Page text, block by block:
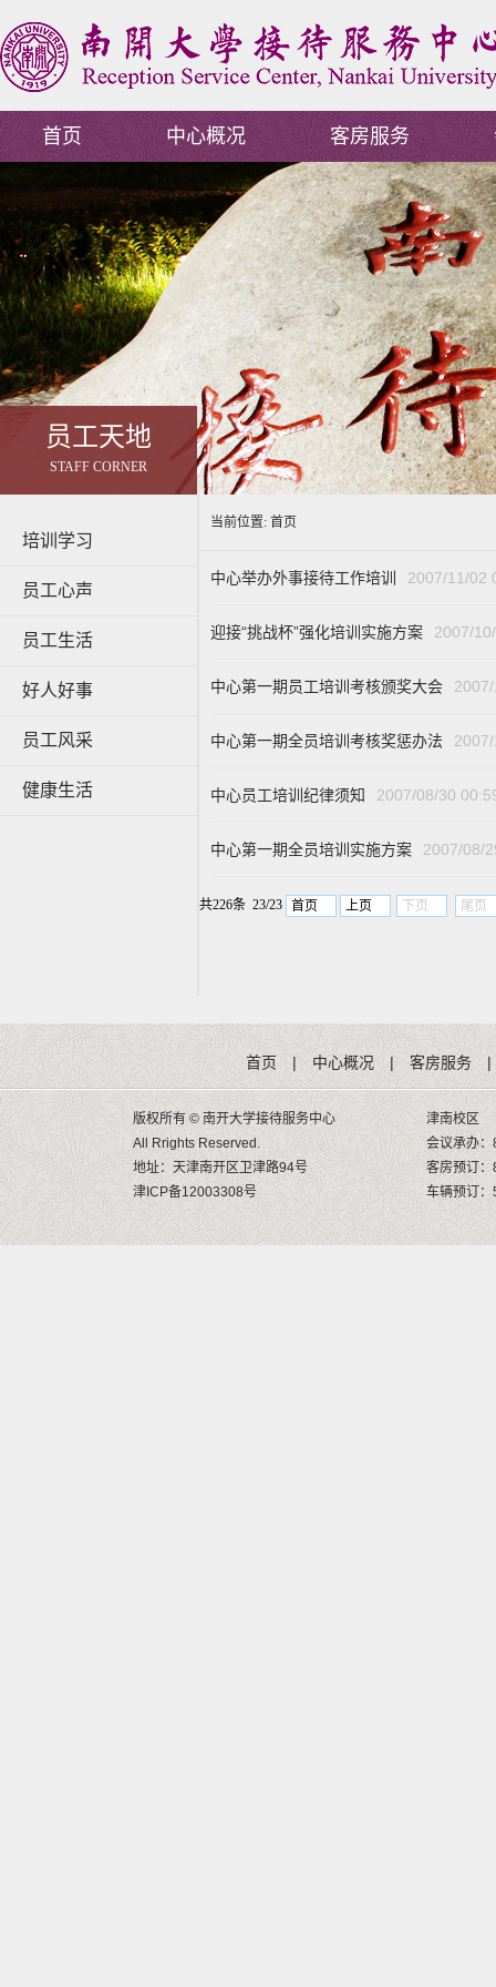
首页 中心概况 客房服务
员工天地
STAFF CORNER
培训学习
员工心声
员工生活
好人好事
员工风采
健康生活
当前位置: 首页
中心举办外事接待工作培训 2007/11/02
迎接“挑战杯”强化培训实施方案 2007/
中心第一期员工培训考核颁奖大会
中心第一期全员培训考核奖惩办法
中心员工培训纪律须知 2007/08/30
中心第一期全员培训实施方案 2007/08/
共226条 23/23 首页 上页 下页 尾页
首页 | 中心概况 | 客房服务 |
版权所有 © 南开大学接待服务中心
All Rrights Reserved.
地址：天津南开区卫津路94号
津ICP备12003308号
津南校区
会议承办
客房预订
车辆预订